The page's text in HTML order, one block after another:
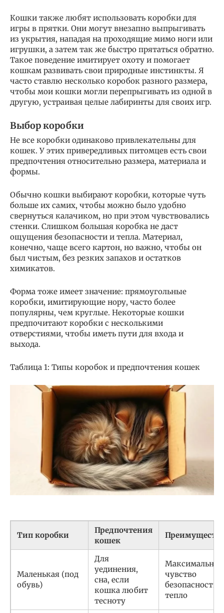
Кошки также любят использовать коробки для
игры в прятки. Они могут внезапно выпрыгивать
из укрытия, нападая на проходящие мимо ноги или
игрушки, а затем так же быстро прятаться обратно.
Такое поведение имитирует охоту и помогает
кошкам развивать свои природные инстинкты. Я
часто ставлю несколько коробок разного размера,
чтобы мои кошки могли перепрыгивать из одной в
другую, устраивая целые лабиринты для своих игр.
Выбор коробки
Не все коробки одинаково привлекательны для
кошек. У этих привередливых питомцев есть свои
предпочтения относительно размера, материала и
формы.
Обычно кошки выбирают коробки, которые чуть
больше их самих, чтобы можно было удобно
свернуться калачиком, но при этом чувствовались
стенки. Слишком большая коробка не даст
ощущения безопасности и тепла. Материал,
конечно, чаще всего картон, но важно, чтобы он
был чистым, без резких запахов и остатков
химикатов.
Форма тоже имеет значение: прямоугольные
коробки, имитирующие нору, часто более
популярны, чем круглые. Некоторые кошки
предпочитают коробки с несколькими
отверстиями, чтобы иметь пути для входа и
выхода.
Таблица 1: Типы коробок и предпочтения кошек
Тип коробки
Предпочтения
кошек
Преимущества
Маленькая (под
обувь)
Для
уединения,
сна, если
кошка любит
тесноту
Максимальное
чувство
безопасности,
тепло